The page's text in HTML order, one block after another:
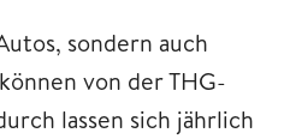
sondern auch
von der THG-
lassen sich jährlich